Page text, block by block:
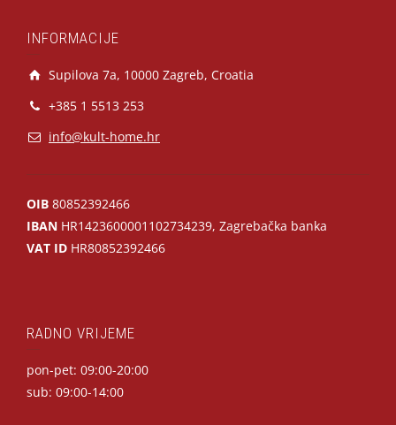
INFORMACIJE
Supilova 7a, 10000 Zagreb, Croatia
+385 1 5513 253
info@kult-home.hr
OIB 80852392466
IBAN HR1423600001102734239, Zagrebačka banka
VAT ID HR80852392466
RADNO VRIJEME
pon-pet: 09:00-20:00
sub: 09:00-14:00